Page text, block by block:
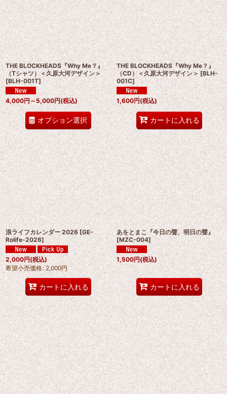
THE BLOCKHEADS『Why Me？』
（Tシャツ）＜久原大河デザイン＞
[BLH-001T]
4,000円～5,000円(税込)
オプション選択
THE BLOCKHEADS『Why Me？』
（CD）＜久原大河デザイン＞ [BLH-
001C]
1,600円(税込)
カートに入れる
浪ライフカレンダー 2026 [GE-
Rolife-2026]
2,000円(税込)
希望小売価格: 2,000円
カートに入れる
あをとまこ『今日の聲、明日の聲』
[MZC-004]
1,500円(税込)
カートに入れる